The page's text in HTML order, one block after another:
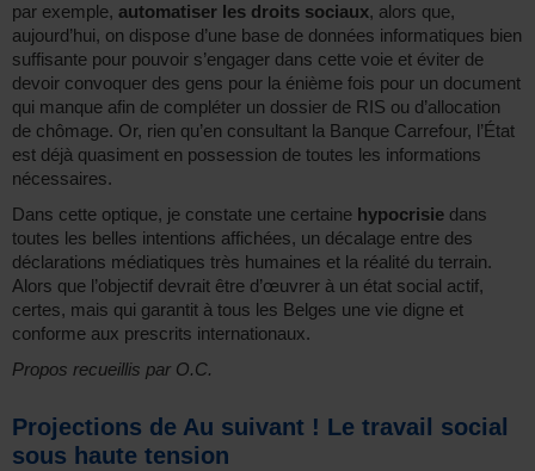
par exemple, automatiser les droits sociaux, alors que,
aujourd’hui, on dispose d’une base de données informatiques bien
suffisante pour pouvoir s’engager dans cette voie et éviter de
devoir convoquer des gens pour la énième fois pour un document
qui manque afin de compléter un dossier de RIS ou d’allocation
de chômage. Or, rien qu’en consultant la Banque Carrefour, l’État
est déjà quasiment en possession de toutes les informations
nécessaires.
Dans cette optique, je constate une certaine hypocrisie dans
toutes les belles intentions affichées, un décalage entre des
déclarations médiatiques très humaines et la réalité du terrain.
Alors que l’objectif devrait être d’œuvrer à un état social actif,
certes, mais qui garantit à tous les Belges une vie digne et
conforme aux prescrits internationaux.
Propos recueillis par O.C.
Projections de Au suivant ! Le travail social
sous haute tension